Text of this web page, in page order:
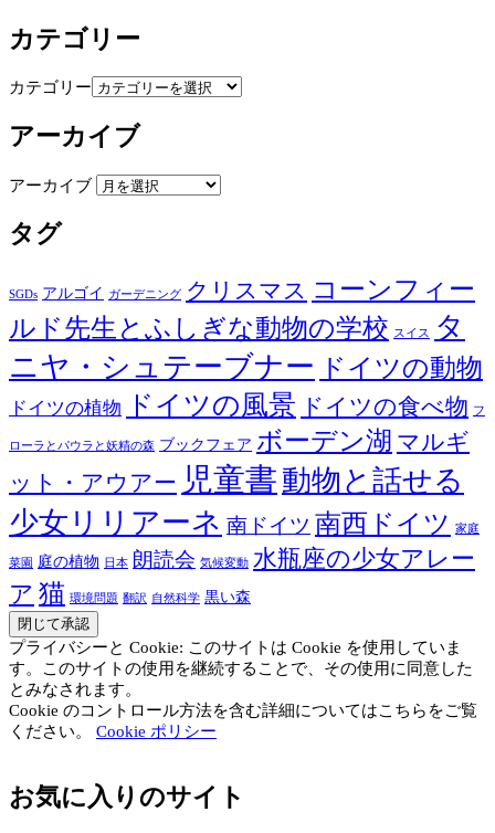
カテゴリー
カテゴリー
アーカイブ
アーカイブ
タグ
SGDs アルゴイ ガーデニング クリスマス コーンフィー
ルド先生とふしぎな動物の学校 スイス
タ
ニヤ・シュテーブナー ドイツの動物
ドイツの植物 ドイツの風景 ドイツの食べ物 フ
ローラとパウラと妖精の森 ブックフェア ボーデン湖 マルギ
ット・アウアー 児童書 動物と話せる
少女リリアーネ 南ドイツ 南西ドイツ 家庭
菜園 庭の植物 日本 朗読会 気候変動 水瓶座の少女アレー
ア 猫 環境問題 翻訳 自然科学 黒い森
プライバシーと Cookie: このサイトは Cookie を使用していま
す。このサイトの使用を継続することで、その使用に同意した
とみなされます。
Cookie のコントロール方法を含む詳細についてはこちらをご覧
ください。 Cookie ポリシー
お気に入りのサイト